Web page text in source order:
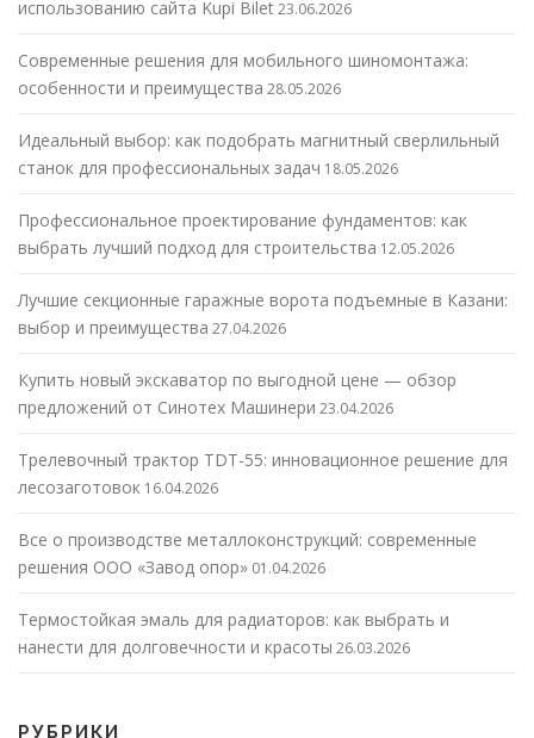
использованию сайта Kupi Bilet23.06.2026
Современные решения для мобильного шиномонтажа:
особенности и преимущества 28.05.2026
Идеальный выбор: как подобрать магнитный сверлильный
станок для профессиональных задач 18.05.2026
Профессиональное проектирование фундаментов: как
выбрать лучший подход для строительства 12.05.2026
Лучшие секционные гаражные ворота подъемные в Казани:
выбор и преимущества 27.04.2026
Купить новый экскаватор по выгодной цене — обзор
предложений от Синотех Машинери 23.04.2026
Трелевочный трактор TDT-55: инновационное решение для
лесозаготовок 16.04.2026
Все о производстве металлоконструкций: современные
решения ООО «Завод опор» 01.04.2026
Термостойкая эмаль для радиаторов: как выбрать и
нанести для долговечности и красоты 26.03.2026
РУБРИКИ